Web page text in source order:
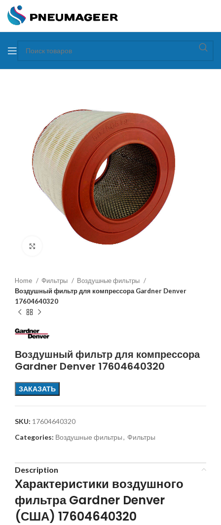
Home Фильтры
Воздушные фильтры
Воздушный фильтр для компрессора Gardner Denver
17604640320
Воздушный фильтр для компрессора
Gardner Denver 17604640320
ЗАКАЗАТЬ
SKU: 17604640320
Categories: Воздушные фильтры, Фильтры
Description
Характеристики воздушного
фильтра Gardner Denver
(США) 17604640320